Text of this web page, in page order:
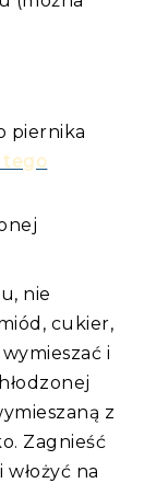
piernika
tego
nie
cukier,
i
z
Zagnieść
na